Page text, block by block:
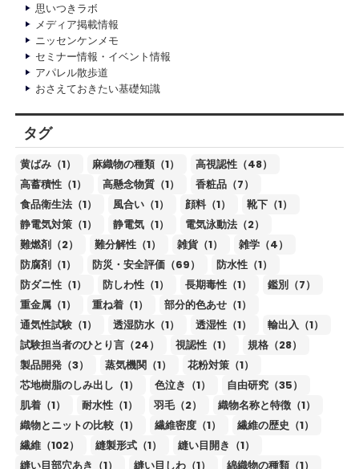
思いつきラボ
メディア掲載情報
ニッセンケンメモ
セミナー情報・イベント情報
アパレル散歩道
おさえておきたい基礎知識
タグ
黄ばみ（1） 麻織物の種類（1）
高視認性（48）
高蓄積性（1）
高懸念物質（1）
香粧品（7）
食品衛生法（1）
風合い（1） 顔料（1）
靴下（1）
静電気対策（1）
静電気（1）
電気泳動法（2）
難燃剤（2）
難分解性（1） 雑貨（1）
雑学（4）
防腐剤（1）
防災・安全評価（69）
防水性（1）
防ダニ性（1）
防しわ性（1） 長期毒性（1）
鑑別（7）
重金属（1）
重ね着（1）
部分的色あせ（1）
通気性試験（1）
透湿防水（1） 透湿性（1）
輸出入（1）
試験担当者のひとり言（24）
視認性（1）
規格（28）
製品開発（3）
蒸気機関（1）
花粉対策（1）
芯地樹脂のしみ出し（1）
色泣き（1）
自由研究（35）
肌着（1）
耐水性（1） 羽毛（2）
織物名称と特徴（1）
織物とニットの比較（1）
繊維密度（1）
繊維の歴史（1）
繊維（102）
縫製形式（1）
縫い目開き（1）
縫い目部穴あき（1）
縫い目しわ（1）
綿織物の種類（1）